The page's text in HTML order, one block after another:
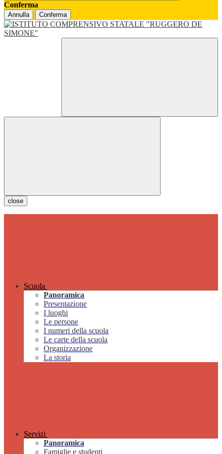
Conferma
Annulla Conferma
close
Scuola
Panoramica
Presentazione
I luoghi
Le persone
I numeri della scuola
Le carte della scuola
Organizzazione
La storia
Servizi
Panoramica
Famiglie e studenti